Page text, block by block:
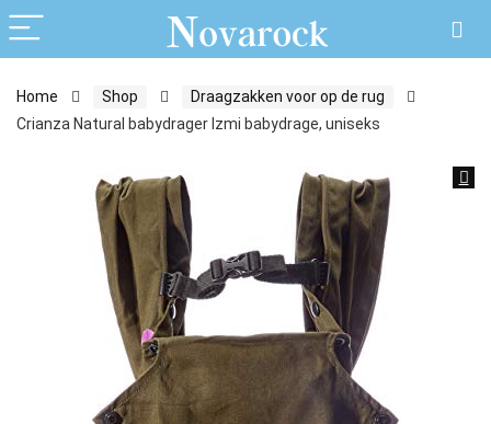
Home Shop
Draagzakken voor op de rug
Crianza Natural babydrager Izmi babydrage, uniseks